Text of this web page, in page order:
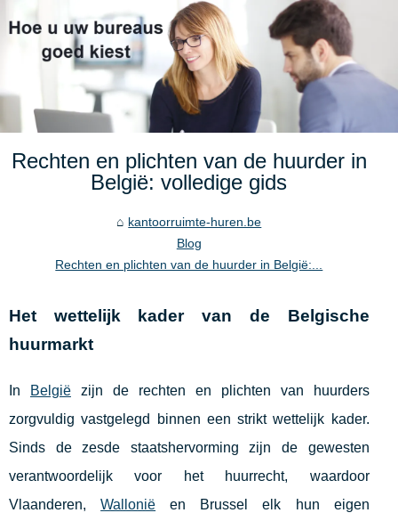
Rechten en plichten van de huurder in
België: volledige gids
kantoorruimte-huren.be
Blog
Rechten en plichten van de huurder in België:...
Het wettelijk kader van de Belgische
huurmarkt
In Belgiëzijn de rechten en plichten van huurders
zorgvuldig vastgelegd binnen een strikt wettelijk kader.
Sinds de zesde staatshervorming zijn de gewesten
verantwoordelijk voor het huurrecht, waardoor
Vlaanderen,Wallonië en Brussel elk hun eigen